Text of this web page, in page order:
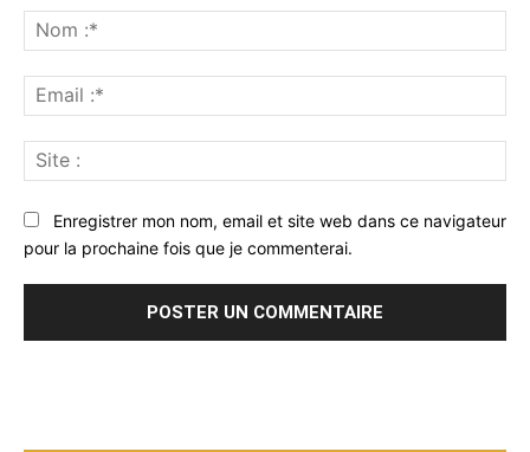
:*
:*
:
Enregistrer mon nom, email et site web dans ce navigateur
pour la prochaine fois que je commenterai.